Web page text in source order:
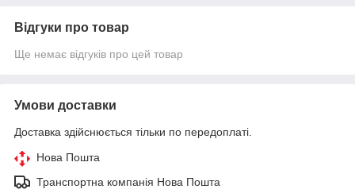
Відгуки про товар
Ще немає відгуків про цей товар
Умови доставки
Доставка здійснюється тільки по передоплаті.
Нова Пошта
Транспортна компанія Нова Пошта